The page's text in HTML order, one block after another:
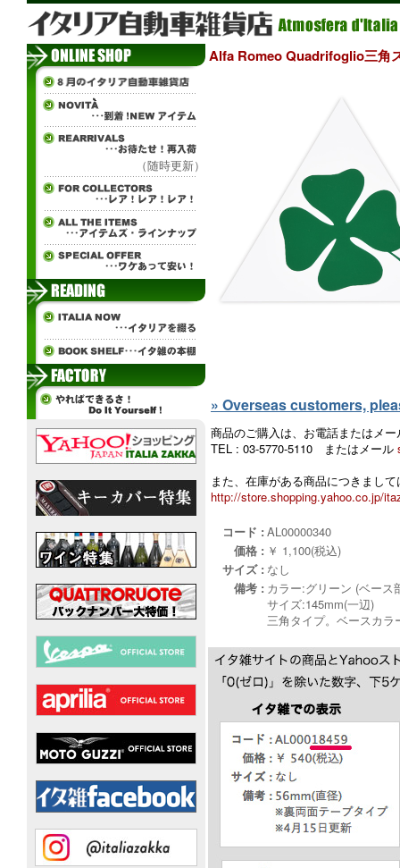
（随時更新）
Alfa Romeo Quadrifoglio三角
» Overseas customers,
商品のご購入は、お電話またはメ
TEL : 03-5770-5110 またはメール
また、在庫がある商品につきまし
http://store.shopping.yahoo.co.jp/
コード : AL00000340
価格 : ￥ 1,100(税込)
サイズ : なし
備考 : カラー:グリーン (ベース
サイズ:145mm(一辺)
三角タイプ。ベースカラ